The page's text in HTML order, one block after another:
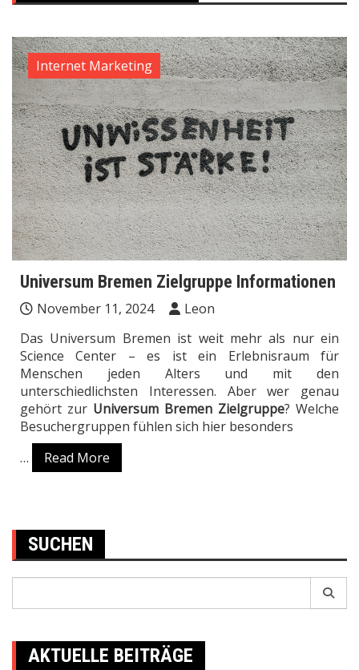
Internet Marketing
Universum Bremen Zielgruppe Informationen
November 11, 2024
Leon
Das Universum Bremen ist weit mehr als nur ein
Science Center – es ist ein Erlebnisraum für
Menschen jeden Alters und mit den
unterschiedlichsten Interessen. Aber wer genau
gehört zur Universum Bremen Zielgruppe? Welche
Besuchergruppen fühlen sich hier besonders
…
Read More
SUCHEN
AKTUELLE BEITRÄGE